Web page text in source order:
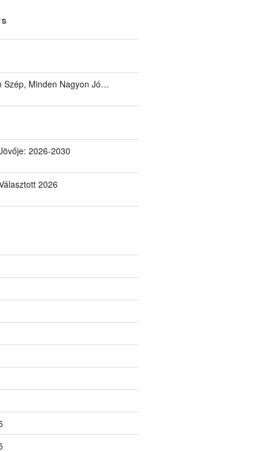
Szép, Minden Nagyon Jó…
2026-2030
2026